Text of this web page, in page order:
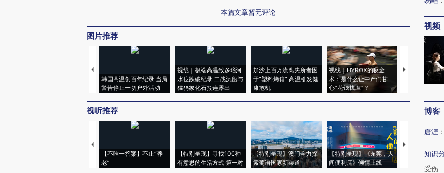
本篇文章暂无评论
图片推荐
韩国高温创百年纪录 当局
警告停止一切户外活动
视线｜极端高温致多瑙河
水位跌破纪录 二战沉船与
猛犸象化石接连露出
加沙上百万流离失所者困
于“塑料烤箱” 高温引发健
康危机
视线｜HYROX的吸金
术：是什么让中产们甘
心“花钱找虐”？
马航飞行员跨
粒摇头丸 尿检
视听推荐
【不唯一答案】不止“养
老”
【特别呈现】寻找100种
有意思的生活方式·第一对
【特别呈现】澳门全力探
索葡语国家新渠道
【特别呈现】《东莞，人
间便利店》倾情上线
【推广】走进
会，让数智科
视频
博客
唐涯 ：
知识
受伤